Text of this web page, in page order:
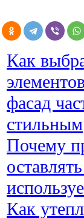
Как
фасад
стильным
Почему
Как